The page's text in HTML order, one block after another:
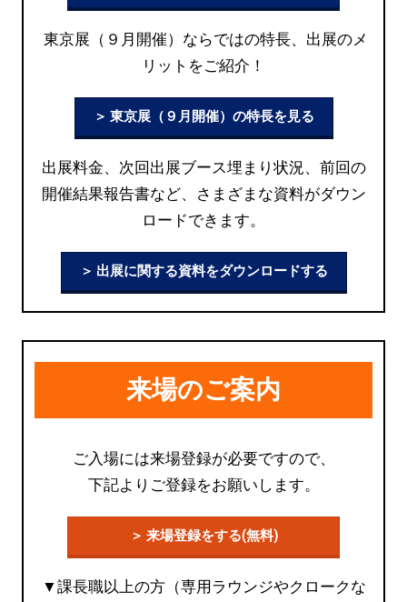
東京展（９月開催）ならではの特長、出展のメ
リットをご紹介！
＞ 東京展（９月開催）の特長を見る
出展料金、次回出展ブース埋まり状況、前回の
開催結果報告書など、さまざまな資料がダウン
ロードできます。
＞ 出展に関する資料をダウンロードする
来場のご案内
ご入場には来場登録が必要ですので、
下記よりご登録をお願いします。
＞ 来場登録をする(無料)
▼課長職以上の方（専用ラウンジやクロークな